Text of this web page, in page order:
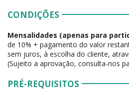
CONDIÇÕES
Mensalidades (apenas para
de 10% + pagamento do valor
sem juros, à escolha do cliente,
(Sujeito a aprovação, consulta-nos
PRÉ-REQUISITOS